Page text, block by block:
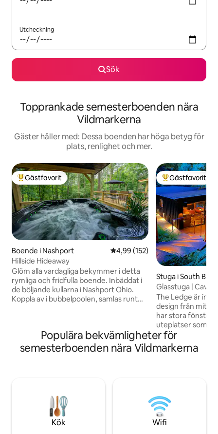
Utcheckning
Sök
Topprankade semesterboenden nära
Vildmarkerna
Gäster håller med: Dessa boenden har höga betyg för
plats, renlighet och mer.
Populär gästfavorit
Gästfavorit
Boende i Nashport 4,99 av 5 i genomsnittligt
4,99 (152)
Hillside Hideaway
Glöm alla vardagliga bekymmer i detta
rymliga och fridfulla boende. Inbäddat i
de böljande kullarna i Nashport Ohio.
Koppla av i bubbelpoolen, samlas runt
matplats, ett fullt utrustat kök, 3 mysiga
sovrum och ett litet sovrum med
våningssäng. Vårt boende ligger bara
Populär
Gästfavorit
Stuga i South
Glasstuga |
Hocking
The Ledge är
design från
har stora fönster
uteplatser som
upp den
längs en avskild,
perfekta
Avskilt, men
alla dina Hocking
Populära bekvämligheter för
semesterboenden nära Vildmarkerna
Kök Wifi